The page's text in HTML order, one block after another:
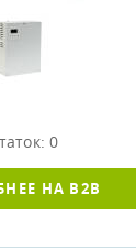
0
НА B2B